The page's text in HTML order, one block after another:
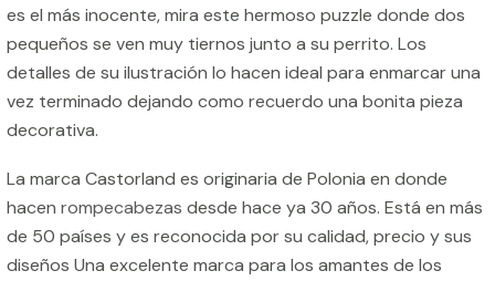
es el más inocente, mira este hermoso puzzle donde dos
pequeños se ven muy tiernos junto a su perrito. Los
detalles de su ilustración lo hacen ideal para enmarcar una
vez terminado dejando como recuerdo una bonita pieza
decorativa.
La marca Castorland es originaria de Polonia en donde
hacen rompecabezas desde hace ya 30 años. Está en más
de 50 países y es reconocida por su calidad, precio y sus
diseños Una excelente marca para los amantes de los